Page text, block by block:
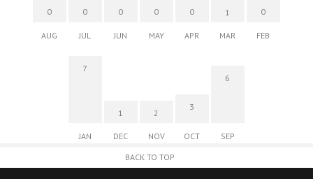
0
AUG
0
JUL
0
JUN
0
MAY
0
APR
1
MAR
0
FEB
7
JAN
1
DEC
2
NOV
3
OCT
6
SEP
BACK TO TOP